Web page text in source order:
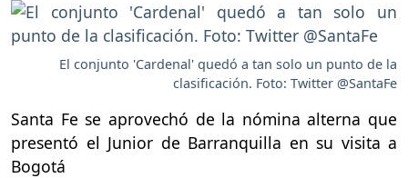
El conjunto 'Cardenal' quedó a tan solo un punto de la
clasificación. Foto: Twitter @SantaFe
Santa Fe se aprovechó de la nómina alterna que
presentó el Junior de Barranquilla en su visita a
Bogotá